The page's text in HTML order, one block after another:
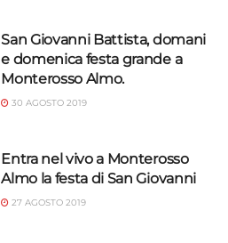
San Giovanni Battista, domani
e domenica festa grande a
Monterosso Almo.
30 AGOSTO 2019
Entra nel vivo a Monterosso
Almo la festa di San Giovanni
27 AGOSTO 2019